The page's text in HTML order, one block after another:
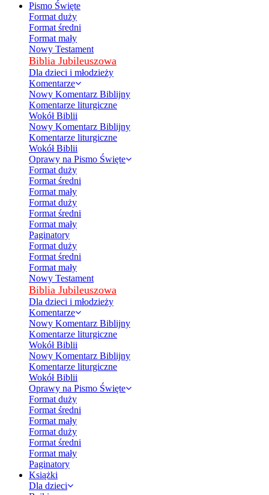
Pismo Święte
Format duży
Format średni
Format mały
Nowy Testament
Biblia Jubileuszowa
Dla dzieci i młodzieży
Komentarze
Nowy Komentarz Biblijny
Komentarze liturgiczne
Wokół Biblii
Nowy Komentarz Biblijny
Komentarze liturgiczne
Wokół Biblii
Oprawy na Pismo Święte
Format duży
Format średni
Format mały
Format duży
Format średni
Format mały
Paginatory
Format duży
Format średni
Format mały
Nowy Testament
Biblia Jubileuszowa
Dla dzieci i młodzieży
Komentarze
Nowy Komentarz Biblijny
Komentarze liturgiczne
Wokół Biblii
Nowy Komentarz Biblijny
Komentarze liturgiczne
Wokół Biblii
Oprawy na Pismo Święte
Format duży
Format średni
Format mały
Format duży
Format średni
Format mały
Paginatory
Książki
Dla dzieci